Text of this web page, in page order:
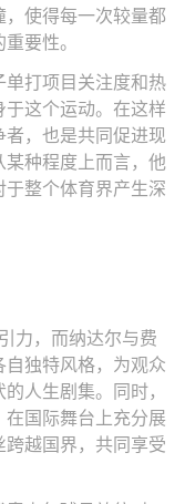
使得每一次较量都
要性。
单打项目关注度和热
这个运动。在这样
，也是共同促进现
种程度上而言，他
整个体育界产生深
力，而纳达尔与费
独特风格，为观众
人生剧集。同时，
国际舞台上充分展
越国界，共同享受